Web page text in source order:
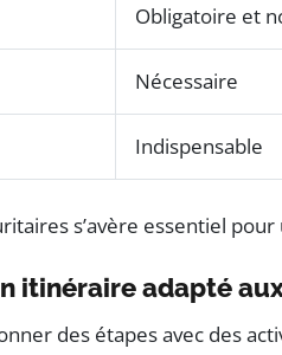
Obligatoire et
Nécessaire
Indispensable
s’avère essentiel
itinéraire adapté
des étapes avec des